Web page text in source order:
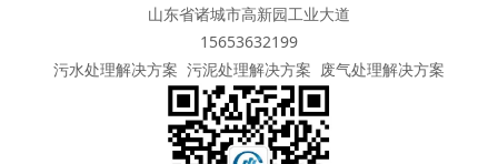
山东省诸城市高新园工业大道
15653632199
污水处理解决方案 污泥处理解决方案 废气处理解决方案